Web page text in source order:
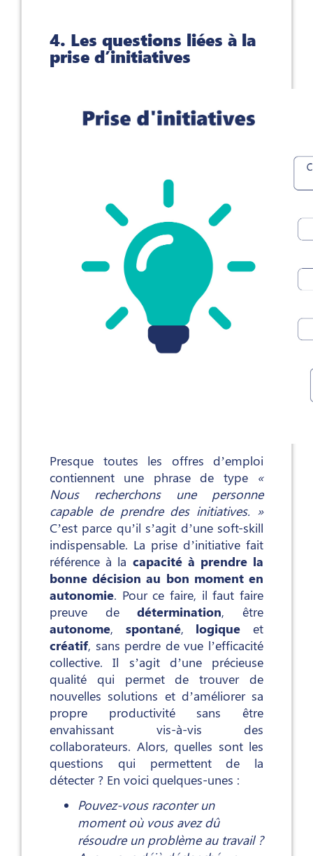
4. Les questions liées à la
prise d’initiatives
Presque toutes les offres d’emploi
contiennent une phrase de type «
Nous recherchons une personne
capable de prendre des initiatives. »
C’est parce qu’il s’agit d’une soft-skill
indispensable. La prise d’initiative fait
référence à la capacité à prendre la
bonne décision au bon moment en
autonomie. Pour ce faire, il faut faire
preuve dedétermination, être
autonome, spontané, logique et
créatif, sans perdre de vue l’efficacité
collective. Il s’agit d’une précieuse
qualité qui permet de trouver de
nouvelles solutions et d’améliorer sa
propre productivité sans être
envahissant vis-à-vis des
collaborateurs. Alors, quelles sont les
questions qui permettent de la
détecter ? En voici quelques-unes :
Pouvez-vous raconter un
moment où vous avez dû
résoudre un problème au travail ?